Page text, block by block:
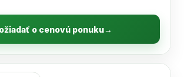
o cenovú ponuku→